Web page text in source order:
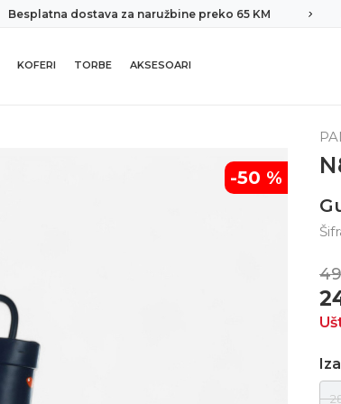
Besplatna dostava za naružbine preko 65 KM
KOFERI TORBE AKSESOARI
-50 %